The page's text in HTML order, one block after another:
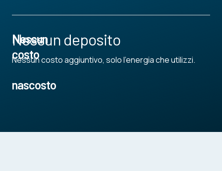
Nessun
costo
nascosto
Nessun deposito
Nessun costo aggiuntivo, solo l'energia che utilizzi.